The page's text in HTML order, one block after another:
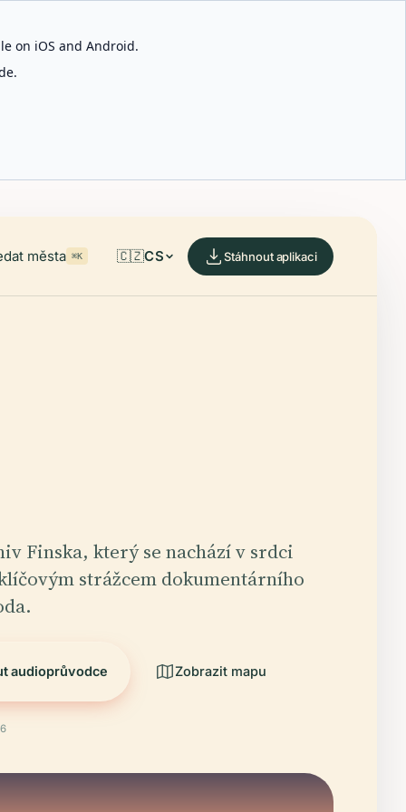
on iOS and Android.
města ⌘K 🇨🇿CS Stáhnout aplikaci
Finska, který se nachází v srdci
strážcem dokumentárního
audioprůvodce Zobrazit mapu